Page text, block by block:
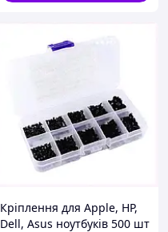
Кріплення для Apple, HP,
Dell, Asus ноутбуків 500 шт